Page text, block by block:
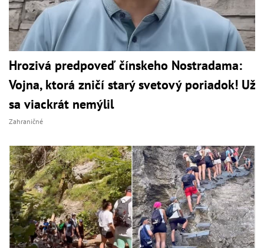
Hrozivá predpoveď čínskeho Nostradama:
Vojna, ktorá zničí starý svetový poriadok! Už
sa viackrát nemýlil
Zahraničné